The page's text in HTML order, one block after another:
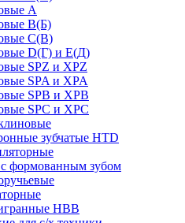
А
В(Б)
С(В)
D(Г) и Е(Д)
SPZ и XPZ
SPA и XPA
SPB и XPB
SPC и XPC
зубчатые HTD
формованным зубом
HBB